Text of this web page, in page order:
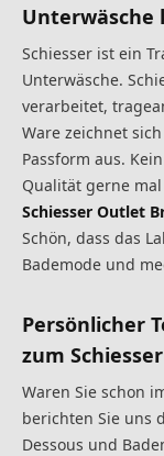
Unterwäsche
Schiesser ist ein
Unterwäsche.
verarbeitet,
Ware zeichnet
Passform aus.
Qualität gerne
Schiesser Outlet
Schön, dass das
Bademode und
Persönlicher
zum
Waren Sie schon
berichten Sie uns
Dessous und